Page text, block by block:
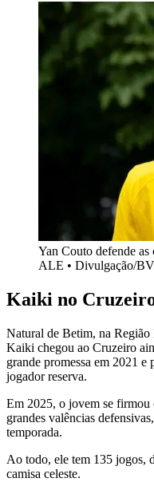
Yan Couto defende
ALE • Divulgação/
Kaiki no
Natural de Betim, na
Kaiki chegou ao Cruzeiro
grande promessa em 2021 e
jogador reserva.
Em 2025, o jovem se
grandes valências
temporada.
Ao todo, ele tem 135 jogos,
camisa celeste.